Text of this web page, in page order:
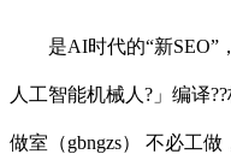
是AI时代的“新SEO”
人工智能机械人?」编译
做室（gbngzs） 不必工